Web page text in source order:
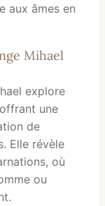
aux âmes en
Mihael
explore
une
de
Elle révèle
où
ou